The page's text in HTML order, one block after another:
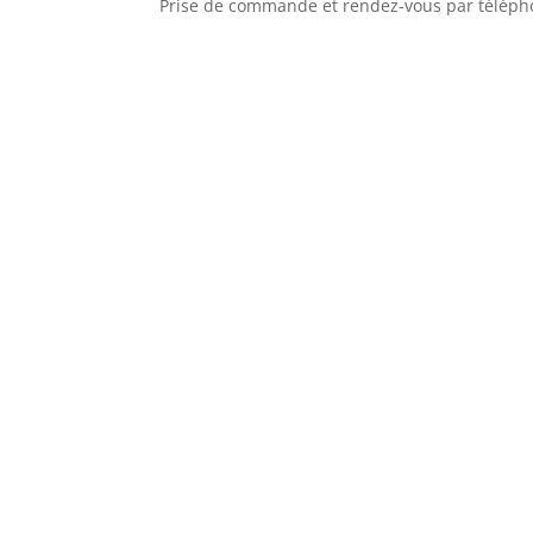
Prise de commande et rendez-vous par